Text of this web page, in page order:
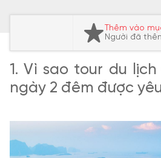
Thêm vào
Người đã
1. Vì sao tour du
ngày 2 đêm được